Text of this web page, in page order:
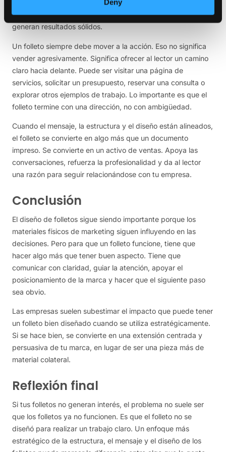
Deny
pulidos, pero no crean un siguiente paso. Eso los convierte
en pasivos, y los materiales de marketing pasivos rara vez
generan resultados sólidos.
Un folleto siempre debe mover a la acción. Eso no significa
vender agresivamente. Significa ofrecer al lector un camino
claro hacia delante. Puede ser visitar una página de
servicios, solicitar un presupuesto, reservar una consulta o
explorar otros ejemplos de trabajo. Lo importante es que el
folleto termine con una dirección, no con ambigüedad.
Cuando el mensaje, la estructura y el diseño están alineados,
el folleto se convierte en algo más que un documento
impreso. Se convierte en un activo de ventas. Apoya las
conversaciones, refuerza la profesionalidad y da al lector
una razón para seguir relacionándose con tu empresa.
Conclusión
El diseño de folletos sigue siendo importante porque los
materiales físicos de marketing siguen influyendo en las
decisiones. Pero para que un folleto funcione, tiene que
hacer algo más que tener buen aspecto. Tiene que
comunicar con claridad, guiar la atención, apoyar el
posicionamiento de la marca y hacer que el siguiente paso
sea obvio.
Las empresas suelen subestimar el impacto que puede tener
un folleto bien diseñado cuando se utiliza estratégicamente.
Si se hace bien, se convierte en una extensión centrada y
persuasiva de tu marca, en lugar de ser una pieza más de
material colateral.
Reflexión final
Si tus folletos no generan interés, el problema no suele ser
que los folletos ya no funcionen. Es que el folleto no se
diseñó para realizar un trabajo claro. Un enfoque más
estratégico de la estructura, el mensaje y el diseño de los